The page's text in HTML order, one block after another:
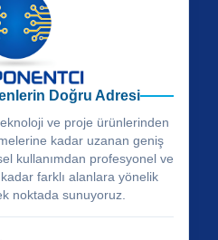
Doğru Adresi
ve proje ürünlerinden
kadar uzanan geniş
kullanımdan profesyonel ve
farklı alanlara yönelik
noktada sunuyoruz.